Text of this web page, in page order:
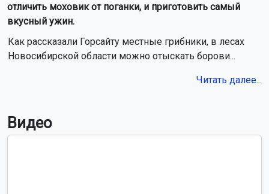
отличить моховик от поганки, и приготовить самый
вкусный ужин.
Как рассказали Горсайту местные грибники, в лесах
Новосибирской области можно отыскать борови...
Читать далее...
Видео